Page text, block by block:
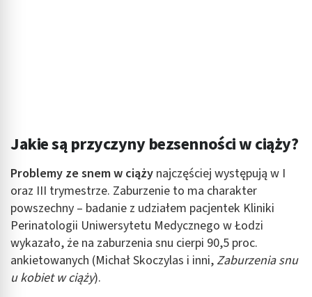
Jakie są przyczyny bezsenności w ciąży?
Problemy ze snem w ciąży najczęściej występują w I
oraz III trymestrze. Zaburzenie to ma charakter
powszechny – badanie z udziałem pacjentek Kliniki
Perinatologii Uniwersytetu Medycznego w Łodzi
wykazało, że na zaburzenia snu cierpi 90,5 proc.
ankietowanych (Michał Skoczylas i inni, Zaburzenia snu
u kobiet w ciąży).